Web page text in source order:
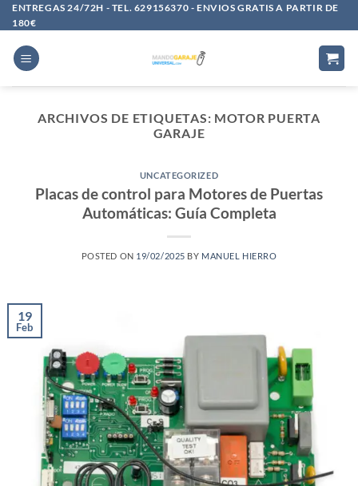
Saltar
al
contenido
ENTREGAS 24/72H - TEL. 629156370 - ENVIOS GRATIS A PARTIR DE
180€
ARCHIVOS DE ETIQUETAS: MOTOR PUERTA
GARAJE
UNCATEGORIZED
Placas de control para Motores de Puertas
Automáticas: Guía Completa
POSTED ON 19/02/2025 BY MANUEL HIERRO
19
Feb